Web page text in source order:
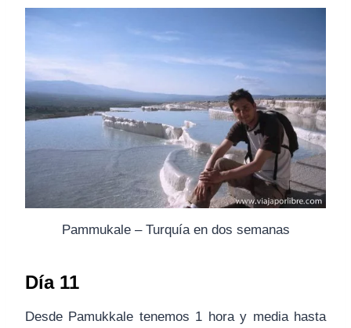
Pammukale – Turquía en dos semanas
Día 11
Desde Pamukkale tenemos 1 hora y media hasta